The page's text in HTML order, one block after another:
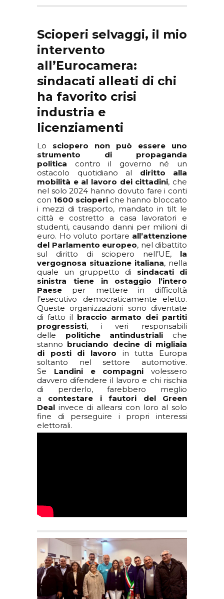
Scioperi selvaggi, il mio
intervento
all’Eurocamera:
sindacati alleati di chi
ha favorito crisi
industria e
licenziamenti
Lo sciopero non può essere uno
strumento di propaganda
politica contro il governo né un
ostacolo quotidiano al diritto alla
mobilità e al lavoro dei cittadini, che
nel solo 2024 hanno dovuto fare i conti
con 1600 scioperi che hanno bloccato
i mezzi di trasporto, mandato in tilt le
città e costretto a casa lavoratori e
studenti, causando danni per milioni di
euro. Ho voluto portare all’attenzione
del Parlamento europeo, nel dibattito
sul diritto di sciopero nell’UE, la
vergognosa situazione italiana, nella
quale un gruppetto di sindacati di
sinistra tiene in ostaggio l’intero
Paese per mettere in difficoltà
l’esecutivo democraticamente eletto.
Queste organizzazioni sono diventate
di fatto il braccio armato dei partiti
progressisti, i veri responsabili
delle politiche antindustriali che
stanno bruciando decine di migliaia
di posti di lavoro in tutta Europa
soltanto nel settore automotive.
Se Landini e compagni volessero
davvero difendere il lavoro e chi rischia
di perderlo, farebbero meglio
a contestare i fautori del Green
Deal invece di allearsi con loro al solo
fine di perseguire i propri interessi
elettorali.